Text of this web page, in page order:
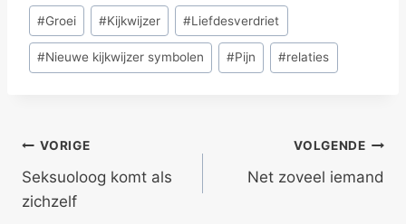
Bericht
tags:
#Groei #Kijkwijzer #Liefdesverdriet
#Nieuwe kijkwijzer symbolen #Pijn #relaties
Bericht
navigatie
VORIGE
Seksuoloog komt als
zichzelf
VOLGENDE
Net zoveel iemand